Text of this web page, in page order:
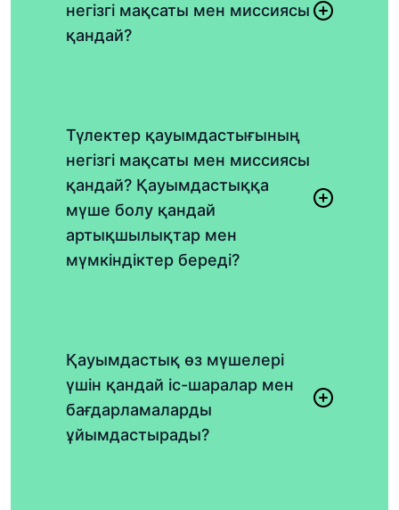
негізгі мақсаты мен миссиясы
қандай?
Түлектер қауымдастығының
негізгі мақсаты мен миссиясы
қандай? Қауымдастыққа
мүше болу қандай
артықшылықтар мен
мүмкіндіктер береді?
Қауымдастық өз мүшелері
үшін қандай іс-шаралар мен
бағдарламаларды
ұйымдастырады?